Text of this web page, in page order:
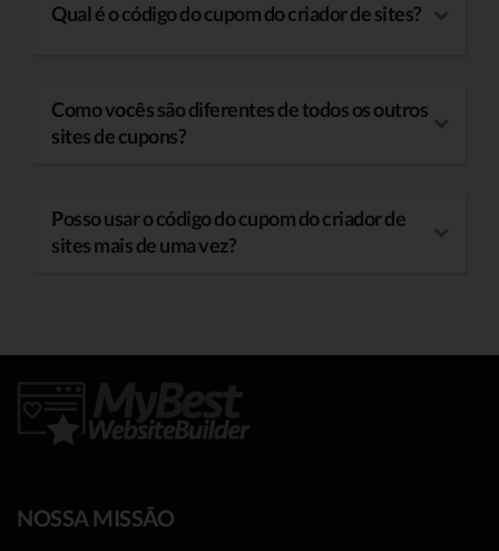
Qual é o código do cupom do criador de sites?
Como vocês são diferentes de todos os outros
sites de cupons?
Posso usar o código do cupom do criador de
sites mais de uma vez?
NOSSA MISSÃO